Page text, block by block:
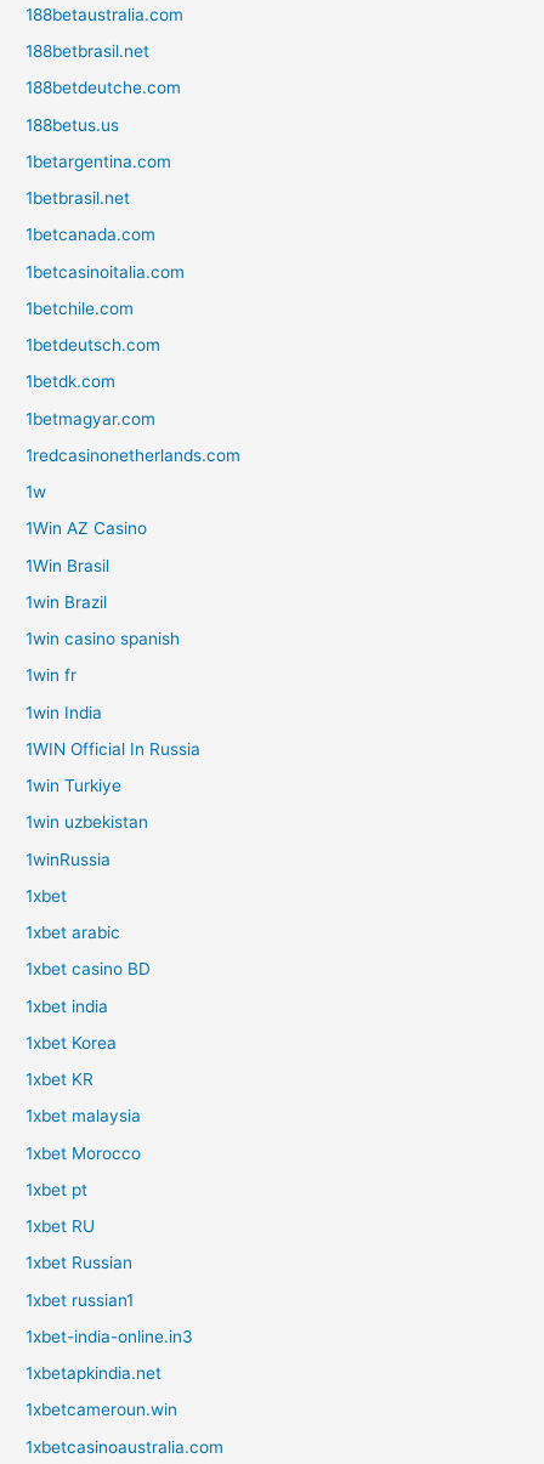
188betaustralia.com
188betbrasil.net
188betdeutche.com
188betus.us
1betargentina.com
1betbrasil.net
1betcanada.com
1betcasinoitalia.com
1betchile.com
1betdeutsch.com
1betdk.com
1betmagyar.com
1redcasinonetherlands.com
1w
1Win AZ Casino
1Win Brasil
1win Brazil
1win casino spanish
1win fr
1win India
1WIN Official In Russia
1win Turkiye
1win uzbekistan
1winRussia
1xbet
1xbet arabic
1xbet casino BD
1xbet india
1xbet Korea
1xbet KR
1xbet malaysia
1xbet Morocco
1xbet pt
1xbet RU
1xbet Russian
1xbet russian1
1xbet-india-online.in3
1xbetapkindia.net
1xbetcameroun.win
1xbetcasinoaustralia.com